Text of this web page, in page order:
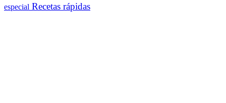
especial Recetas rápidas